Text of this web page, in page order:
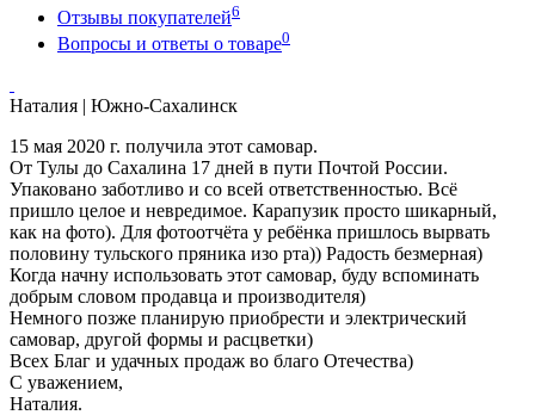
Отзывы покупателей6
Вопросы и ответы о товаре0
Наталия | Южно-Сахалинск
15 мая 2020 г. получила этот самовар.
От Тулы до Сахалина 17 дней в пути Почтой России.
Упаковано заботливо и со всей ответственностью. Всё
пришло целое и невредимое. Карапузик просто шикарный,
как на фото). Для фотоотчёта у ребёнка пришлось вырвать
половину тульского пряника изо рта)) Радость безмерная)
Когда начну использовать этот самовар, буду вспоминать
добрым словом продавца и производителя)
Немного позже планирую приобрести и электрический
самовар, другой формы и расцветки)
Всех Благ и удачных продаж во благо Отечества)
С уважением,
Наталия.